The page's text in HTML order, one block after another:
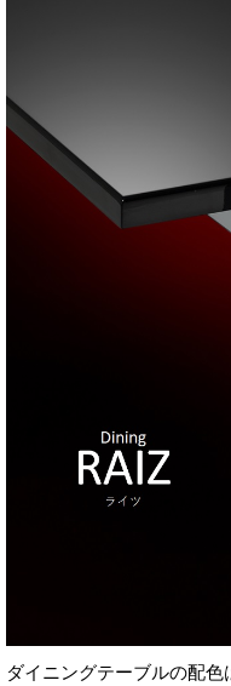
ダイニングテーブルの配